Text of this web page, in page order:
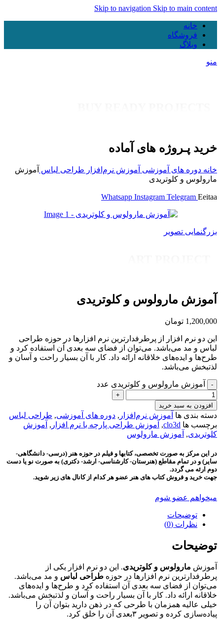
Skip to navigation Skip to main content
خانه
فروشگاه
وبلاگ
منو
خرید پـروژه های آماده
خانه دوره های آموزشی آموزش نرم‌افزار طراحی لباس آموزش
مارولوس و کلوتریدی
Whatsapp Instagram Telegram Eeitaa
بزرگنمایی تصویر
آموزش مارولوس و کلوتریدی
1,200,000 تومان
این دو نرم افزار از پرطرفدارترین نرم افزارها در حوزه طراحی
لباس و مد می‌باشد. می‌توان از فضای سه بعدی آن استفاده کرد و
طرح‌ها و ایده‌های خلاقانه ارائه داد. کار با آن بسیار راحت و آسان و
لذتبخش می‌باشد.
آموزش مارولوس و کلوتریدی عدد
افزودن به سبد خرید
دسته بندی ها آموزش نرم‌افزار , دوره های آموزشی, طراحی لباس
برچسب ها clo3d
, آموزش طراحی پارچه با نرم افزار , آموزش
کلوتریدی, آموزش مارولوس
در این مرکز به صورت تخصصی، کتابها و فیلم در حوزه هنر (درسی- دانشگاهی-
سایر) و در تمام مقاطع (هنرستان- کارشناسی- ارشد- دکتری) به صورت نو یا دست
دوم ارئه می گردد.
جهت خرید و فروش کتاب های هنر عضو هر کدام از کانال های زیر شوید.
میخواهم عضو شوم
توضیحات
نظرات (0)
توضیحات
آموزش مارولوس و کلوتریدی. این دو نرم افزار یکی از
پرطرفدارترین نرم افزارها در حوزه طراحی لباس و مد می‌باشد.
می‌توان از فضای سه بعدی آن استفاده کرد و طرح‌ها و ایده‌های
خلاقانه ارائه داد. کار با آن بسیار راحت و آسان و لذتبخش می‌باشد.
خیلی عالیه همزمان با طرحی که در ذهن دارید بتوان آن را
پیاده‌سازی کرده و تصویر ۳بعدی آن را خلق کرد.